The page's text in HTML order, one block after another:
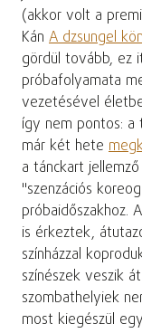
(akkor volt a
Kán A dzsungel
gördül tovább, ez
próbafolyamata
vezetésével
így nem pontos: a
már két hete
a tánckart
"szenzációs
próbaidőszakhoz.
is érkeztek,
színházzal
színészek veszik
szombathelyiek
most kiegészül